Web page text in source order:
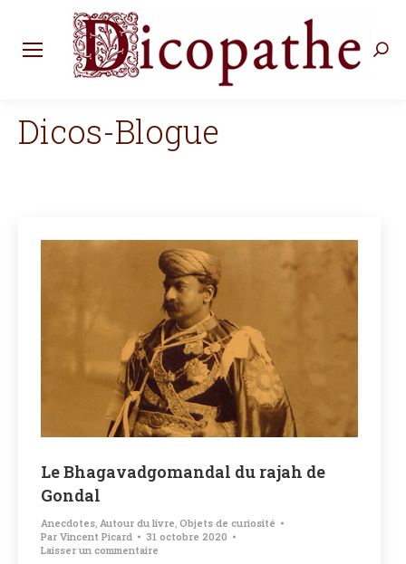
Dicos-Blogue
Le Bhagavadgomandal du rajah de
Gondal
Anecdotes, Autour du livre, Objets de curiosité
Par Vincent Picard
31 octobre 2020
Laisser un commentaire